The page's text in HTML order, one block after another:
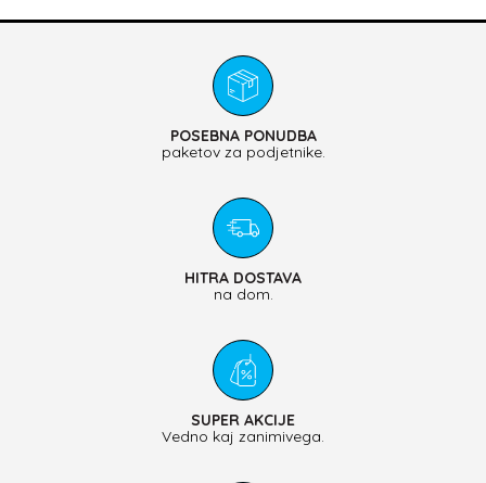
POSEBNA PONUDBA
paketov za podjetnike.
HITRA DOSTAVA
na dom.
SUPER AKCIJE
Vedno kaj zanimivega.